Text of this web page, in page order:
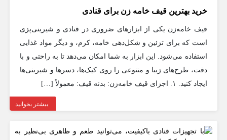
خرید بهترین قیف خامه‌ زن برای قنادی
قیف خامه‌زن یکی از ابزارهای ضروری در قنادی و شیرینی‌پزی
است که برای تزئین و شکل‌دهی خامه، کرم، و دیگر مواد غذایی
استفاده می‌شود. این ابزار به شما امکان می‌دهد تا به راحتی و با
دقت، طرح‌های زیبا و متنوعی را روی کیک‌ها، دسرها و شیرینی‌ها
ایجاد کنید. ۱. اجزای قیف خامه‌زن: بدنه قیف: معمولاً […]
بیشتر بخوانید